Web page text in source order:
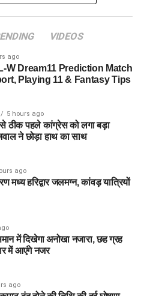
VIDEOS
ago
W Dream11 Prediction Match
Playing 11 & Fantasy Tips
5 hours ago
से ठीक पहले कांग्रेस को लगा बड़ा
ने छोड़ा हाथ का साथ
ago
मध्य हरिद्वार जलमग्न, कांवड़ यात्रियों
में दिखेगा अनोखा नजारा, छह ग्रह
में आएंगे नजर
ago